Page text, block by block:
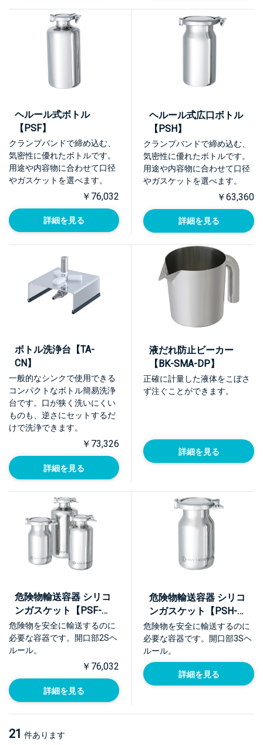
ヘルール式ボトル
【PSF】
クランプバンドで締め込む、
気密性に優れたボトルです。
用途や内容物に合わせて口径
やガスケットを選べます。
￥76,032
詳細を見る
ヘルール式広口ボトル
【PSH】
クランプバンドで締め込む、
気密性に優れたボトルです。
用途や内容物に合わせて口径
やガスケットを選べます。
￥63,360
詳細を見る
ボトル洗浄台【TA-
CN】
一般的なシンクで使用できる
コンパクトなボトル簡易洗浄
台です。口が狭く洗いにくい
ものも、逆さにセットするだ
けで洗浄できます。
￥73,326
詳細を見る
液だれ防止ビーカー
【BK-SMA-DP】
正確に計量した液体をこぼさ
ず注ぐことができます。
詳細を見る
危険物輸送容器 シリコ
ンガスケット【PSF-
UN】
危険物を安全に輸送するのに
必要な容器です。開口部2Sヘ
ルール。
￥76,032
詳細を見る
危険物輸送容器 シリコ
ンガスケット【PSH-
UN】
危険物を安全に輸送するのに
必要な容器です。開口部3Sヘ
ルール。
詳細を見る
21 件あります